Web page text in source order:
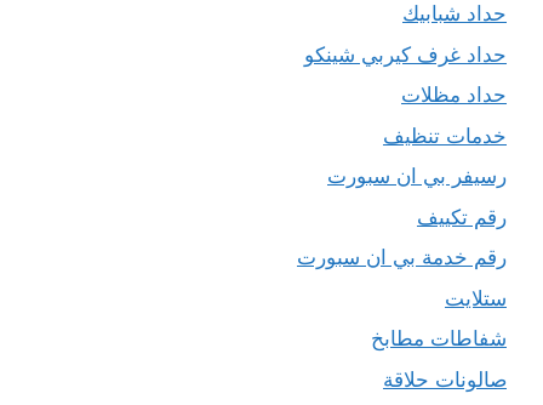
حداد شبابيك
حداد غرف كيربي شينكو
حداد مظلات
خدمات تنظيف
رسيفر بي ان سبورت
رقم تكييف
رقم خدمة بي ان سبورت
ستلايت
شفاطات مطابخ
صالونات حلاقة